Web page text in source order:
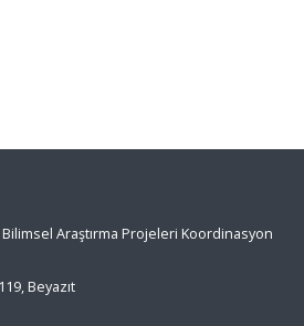
Araştırma Projeleri Koordinasyon
Beyazıt